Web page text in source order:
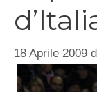
18 Aprile 2009